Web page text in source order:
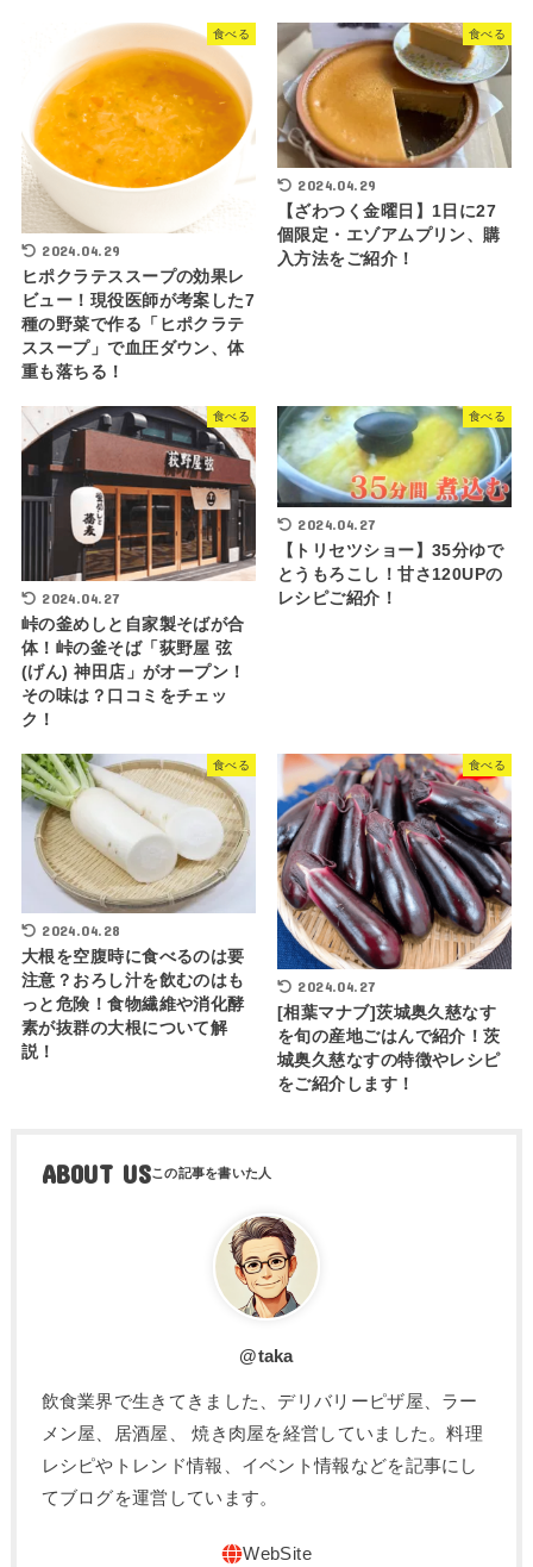
食べる
2024.04.29
ヒポクラテススープの効果レ
ビュー！現役医師が考案した7
種の野菜で作る「ヒポクラテ
ススープ」で血圧ダウン、体
重も落ちる！
食べる
2024.04.29
【ざわつく金曜日】1日に27
個限定・エゾアムプリン、購
入方法をご紹介！
食べる
2024.04.27
峠の釜めしと自家製そばが合
体！峠の釜そば「荻野屋 弦
(げん) 神田店」がオープン！
その味は？口コミをチェッ
ク！
食べる
2024.04.27
【トリセツショー】35分ゆで
とうもろこし！甘さ120UPの
レシピご紹介！
食べる
2024.04.28
大根を空腹時に食べるのは要
注意？おろし汁を飲むのはも
っと危険！食物繊維や消化酵
素が抜群の大根について解
説！
食べる
2024.04.27
[相葉マナブ]茨城奥久慈なす
を旬の産地ごはんで紹介！茨
城奥久慈なすの特徴やレシピ
をご紹介します！
ABOUT US
@taka
飲食業界で生きてきました、デリバリーピザ屋、ラー
メン屋、居酒屋、 焼き肉屋を経営していました。料理
レシピやトレンド情報、イベント情報などを記事にし
てブログを運営しています。